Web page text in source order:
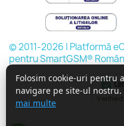
Folosim cookie-uri pentru
navigare pe site-ul
mai multe
© 2011-2026 | Platformă
pentru SmartGSM®